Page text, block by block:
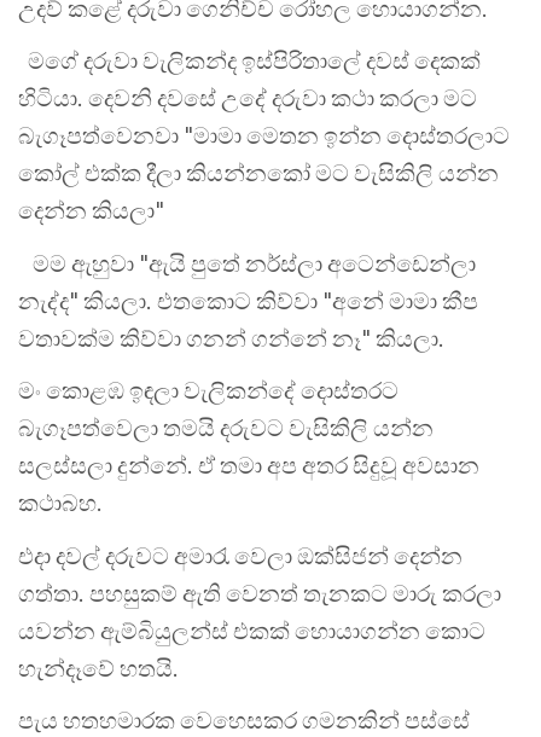
උදව් කළේ දරුවා ගෙනිච්ච රෝහල හොයාගන්න.
මගේ දරුවා වැලිකන්ද ඉස්පිරිතාලේ දවස් දෙකක්
හිටියා. දෙවනි දවසේ උදේ දරුවා කථා කරලා මට
බැගෑපත්වෙනවා "මාමා මෙතන ඉන්න දොස්තරලාට
කෝල් එක්ක දීලා කියන්නකෝ මට වැසිකිලි යන්න
දෙන්න කියලා"
මම ඇහුවා "ඇයි පුතේ නර්ස්ලා අටෙන්ඩෙන්ලා
නැද්ද" කියලා. එතකොට කිව්වා "අනේ මාමා කීප
වතාවක්ම කිව්වා ගනන් ගන්නේ නෑ" කියලා.
මං කොළඹ ඉඳලා වැලිකන්දේ දොස්තරට
බැගෑපත්වෙලා තමයි දරුවට වැසිකිලි යන්න
සලස්සලා දුන්නේ. ඒ තමා අප අතර සිදුවූ අවසාන
කථාබහ.
එදා දවල් දරුවට අමාරැ වෙලා ඔක්සිජන් දෙන්න
ගත්තා. පහසුකම් ඇති වෙනත් තැනකට මාරු කරලා
යවන්න ඇම්බියුලන්ස් එකක් හොයාගන්න කොට
හැන්දෑවේ හතයි.
පැය හතහමාරක වෙහෙසකර ගමනකින් පස්සේ